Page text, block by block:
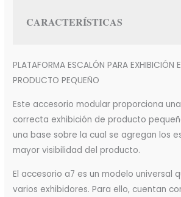
CARACTERÍSTICAS
PLATAFORMA ESCALÓN PARA EXHIBICIÓN
PRODUCTO PEQUEÑO
Este accesorio modular proporciona
correcta exhibición de producto
una base sobre la cual se agregan los
mayor visibilidad del producto.
El accesorio a7 es un modelo universal
varios exhibidores. Para ello, cuentan